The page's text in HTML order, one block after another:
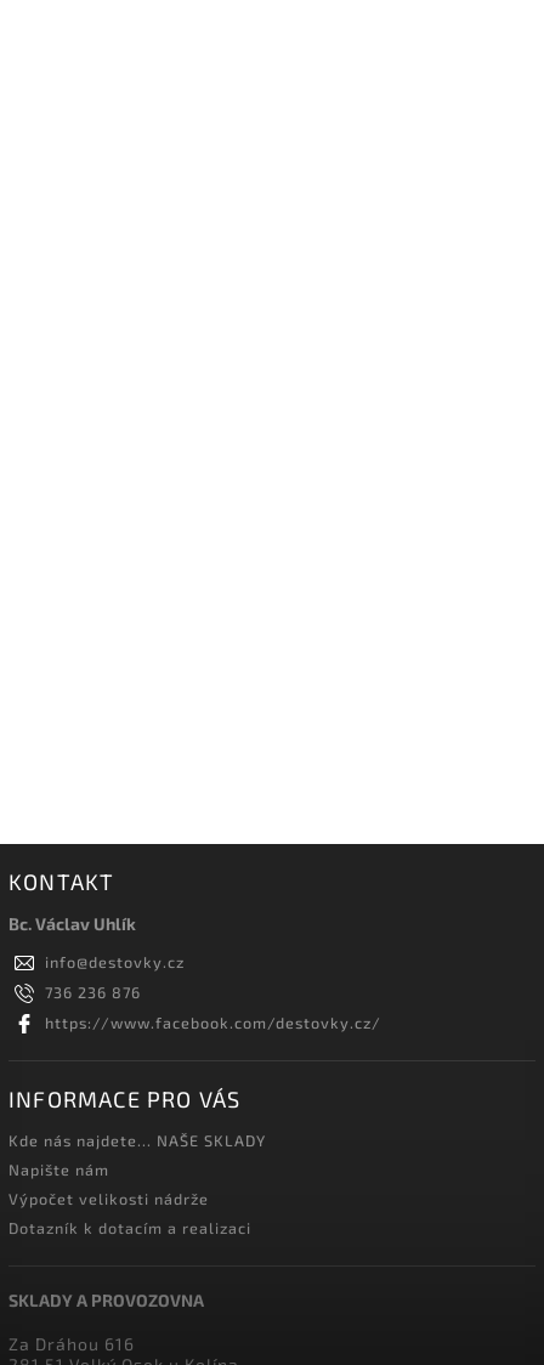
KONTAKT
Bc. Václav Uhlík
info@destovky.cz
736 236 876
https://www.facebook.com/destovky.cz/
INFORMACE PRO VÁS
Kde nás najdete... NAŠE SKLADY
Napište nám
Výpočet velikosti nádrže
Dotazník k dotacím a realizaci
SKLADY A PROVOZOVNA
Za Dráhou 616